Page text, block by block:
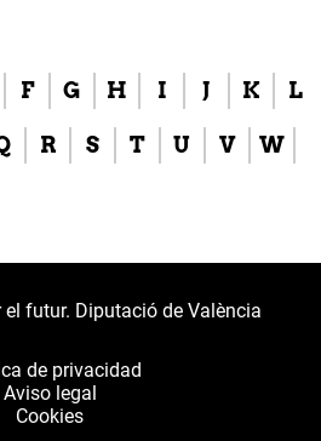
F G H I J K L
R S T U V W
el futur. Diputació de València
de privacidad
Aviso legal
Cookies